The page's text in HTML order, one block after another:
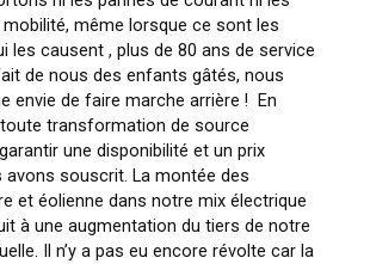
même lorsque ce sont les
les causent , plus de 80 ans de service
de nous des enfants gâtés, nous
envie de faire marche arrière ! En
transformation de source
une disponibilité et un prix
avons souscrit. La montée des
et éolienne dans notre mix électrique
à une augmentation du tiers de notre
Il n’y a pas eu encore révolte car la